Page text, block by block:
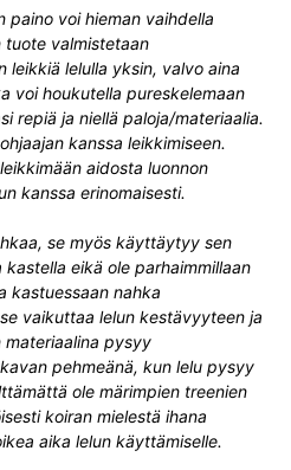
paino voi hieman vaihdella
tuote valmistetaan
leikkiä lelulla yksin, valvo aina
voi houkutella pureskelemaan
repiä ja niellä paloja/materiaalia.
kanssa leikkimiseen.
aidosta luonnon
kanssa erinomaisesti.
se myös käyttäytyy sen
eikä ole parhaimmillaan
kastuessaan nahka
vaikuttaa lelun kestävyyteen ja
pysyy
pehmeänä, kun lelu pysyy
ole märimpien treenien
koiran mielestä ihana
aika lelun käyttämiselle.